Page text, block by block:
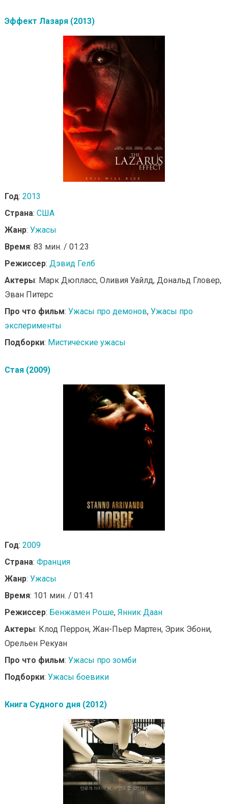
Эффект Лазаря (2013)
Год: 2013
Страна: США
Жанр: Ужасы
Время: 83 мин. / 01:23
Режиссер: Дэвид Гелб
Актеры: Марк Дюпласс, Оливия Уайлд, Дональд Гловер,
Эван Питерс
Про что фильм: Ужасы про демонов, Ужасы про
эксперименты
Подборки: Мистические ужасы
Стая (2009)
Год: 2009
Страна: Франция
Жанр: Ужасы
Время: 101 мин. / 01:41
Режиссер: Бенжамен Роше, Янник Даан
Актеры: Клод Перрон, Жан-Пьер Мартен, Эрик Эбони,
Орельен Рекуан
Про что фильм: Ужасы про зомби
Подборки: Ужасы боевики
Книга Судного дня (2012)